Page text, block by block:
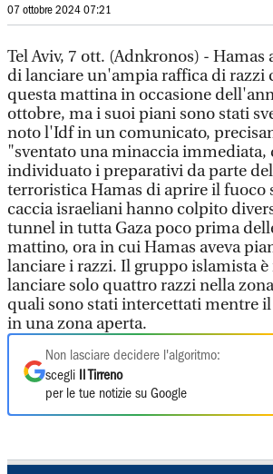
07 ottobre 2024 07:21
Tel Aviv, 7 ott. (Adnkronos) - Hamas
di lanciare un'ampia raffica di razzi
questa mattina in occasione
ottobre, ma i suoi piani sono stati
noto l'Idf in un comunicato,
"sventato una minaccia immediata,
individuato i preparativi da parte
terroristica Hamas di aprire il fuoco
caccia israeliani hanno colpito
tunnel in tutta Gaza poco prima
mattino, ora in cui Hamas aveva
lanciare i razzi. Il gruppo islamista
lanciare solo quattro razzi nella
quali sono stati intercettati mentre
in una zona aperta.
Non lasciare decidere l'algoritmo:
scegli
Il Tirreno
per le tue notizie su Google